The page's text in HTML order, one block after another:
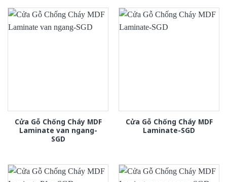
Cửa Gỗ Chống Cháy MDF
Laminate van ngang-
SGD
Cửa Gỗ Chống Cháy MDF
Laminate-SGD